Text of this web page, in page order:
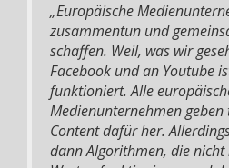
„Europäische
zusammentun und
schaffen. Weil, was wir
Facebook und an Youtube
funktioniert. Alle
Medienunternehmen
Content dafür her.
dann Algorithmen, die